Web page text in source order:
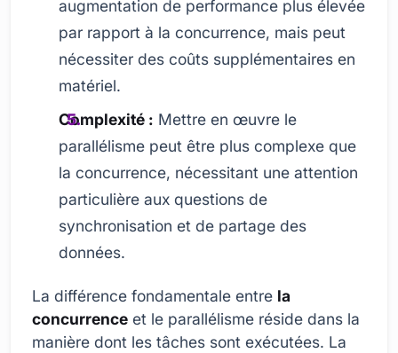
augmentation de performance plus élevée
par rapport à la concurrence, mais peut
nécessiter des coûts supplémentaires en
matériel.
Complexité : Mettre en œuvre le
parallélisme peut être plus complexe que
la concurrence, nécessitant une attention
particulière aux questions de
synchronisation et de partage des
données.
La différence fondamentale entre la
concurrence et le parallélisme réside dans la
manière dont les tâches sont exécutées. La